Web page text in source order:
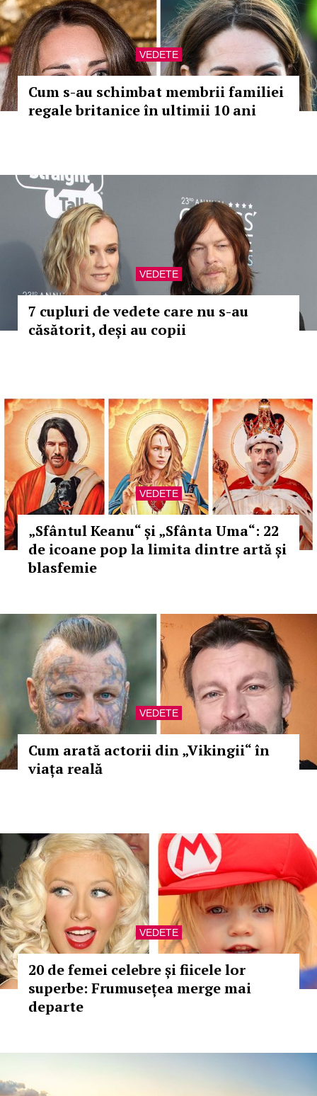
VEDETE
Cum s-au schimbat membrii familiei
regale britanice în ultimii 10 ani
VEDETE
7 cupluri de vedete care nu s-au
căsătorit, deși au copii
VEDETE
„Sfântul Keanu“ și „Sfânta Uma“: 22
de icoane pop la limita dintre artă și
blasfemie
VEDETE
Cum arată actorii din „Vikingii“ în
viața reală
VEDETE
20 de femei celebre și fiicele lor
superbe: Frumusețea merge mai
departe